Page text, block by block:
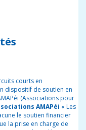
courts en
dispositif de soutien en
(Associations pour
AMAPéi « Les
le soutien financier
la prise en charge de